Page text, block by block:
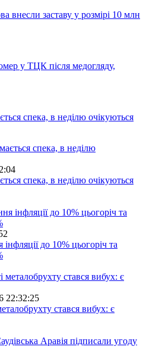
внесли заставу у розмірі 10 млн
у ТЦК після медогляду,
спека, в неділю очікуються
спека, в неділю очікуються
до 10% цьогоріч та
22:32:25
стався вибух: є